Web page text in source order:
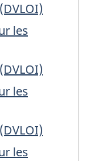
les
les
les